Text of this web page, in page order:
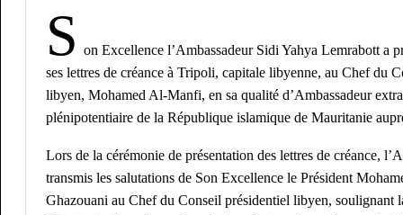
S
on Excellence l’Ambassadeur Sidi Yahya Lemrabott a
ses lettres de créance à Tripoli, capitale libyenne, au Chef du
libyen, Mohamed Al-Manfi, en sa qualité d’Ambassadeur
plénipotentiaire de la République islamique de Mauritanie
Lors de la cérémonie de présentation des lettres de créance,
transmis les salutations de Son Excellence le Président
Ghazouani au Chef du Conseil présidentiel libyen, soulignant